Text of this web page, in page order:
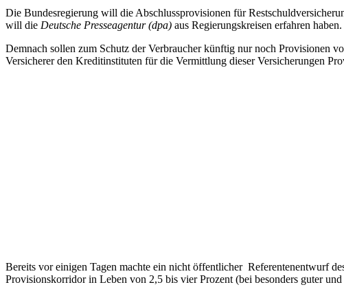
Die Bundesregierung will die Abschlussprovisionen für
will die Deutsche Presseagentur (dpa) aus Regierungskreisen erfahren haben.
Demnach sollen zum Schutz der Verbraucher künftig nur noch Provisionen
Versicherer den Kreditinstituten für die Vermittlung dieser Versicherungen
Bereits vor einigen Tagen machte ein nicht öffentlicher Referentenentwurf
Provisionskorridor in Leben von 2,5 bis vier Prozent (bei besonders guter